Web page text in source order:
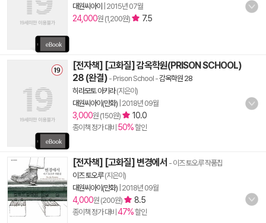
대원씨아이
2015년 07월
24,000원 (1,200원) 7.5
[전자책] [고화질] 감옥학원(PRISON SCHOOL)
28 (완결) - Prison School -감옥학원 28
히라모토 아키라(지은이)
대원씨아이(만화) 2018년 09월
3,000원 (150원) 10.0
종이책 정가 대비 50%할인
[전자책] [고화질] 변경에서 - 이즈 토오루 작품집
이즈 토오루(지은이)
대원씨아이(만화) 2018년 09월
4,000원 (200원) 8.5
종이책 정가 대비 47%할인